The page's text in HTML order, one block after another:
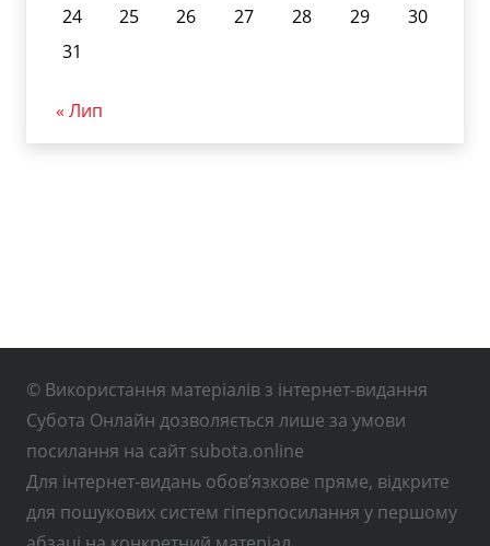
24
25 26 27 28 29
30
31
« Лип
© Використання матеріалів з інтернет-видання
Субота Онлайн дозволяється лише за умови
посилання на сайт subota.online
Для інтернет-видань обов’язкове пряме, відкрите
для пошукових систем гіперпосилання у першому